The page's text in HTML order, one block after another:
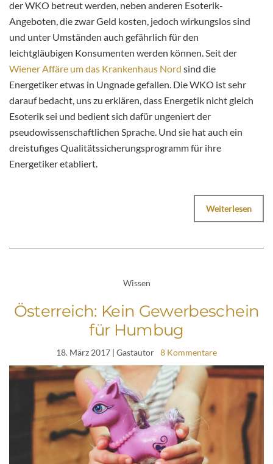
der WKO betreut werden, neben anderen Esoterik-
Angeboten, die zwar Geld kosten, jedoch wirkungslos sind
und unter Umständen auch gefährlich für den
leichtgläubigen Konsumenten werden können. Seit der
Wiener Affäre um das Krankenhaus Nord sind die
Energetiker etwas in Ungnade gefallen. Die WKO ist sehr
darauf bedacht, uns zu erklären, dass Energetik nicht gleich
Esoterik sei und bedient sich dafür ungeniert der
pseudowissenschaftlichen Sprache. Und sie hat auch ein
dreistufiges Qualitätssicherungsprogramm für ihre
Energetiker etabliert.
Weiterlesen
Wissen
Österreich: Kein Gewerbeschein
für Humbug
18. März 2017 | Gastautor 8 Kommentare